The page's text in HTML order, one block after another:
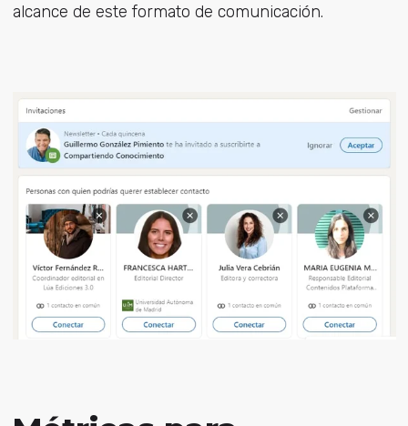
alcance de este formato de comunicación.